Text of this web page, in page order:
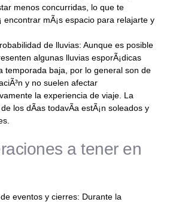
menos concurridas, lo que te
encontrar mÃ¡s espacio para relajarte y
de lluvias: Aunque es posible
algunas lluvias esporÃ¡dicas
temporada baja, por lo general son de
y no suelen afectar
la experiencia de viaje. La
los dÃ­as todavÃ­a estÃ¡n soleados y
a tener en
eventos y cierres: Durante la